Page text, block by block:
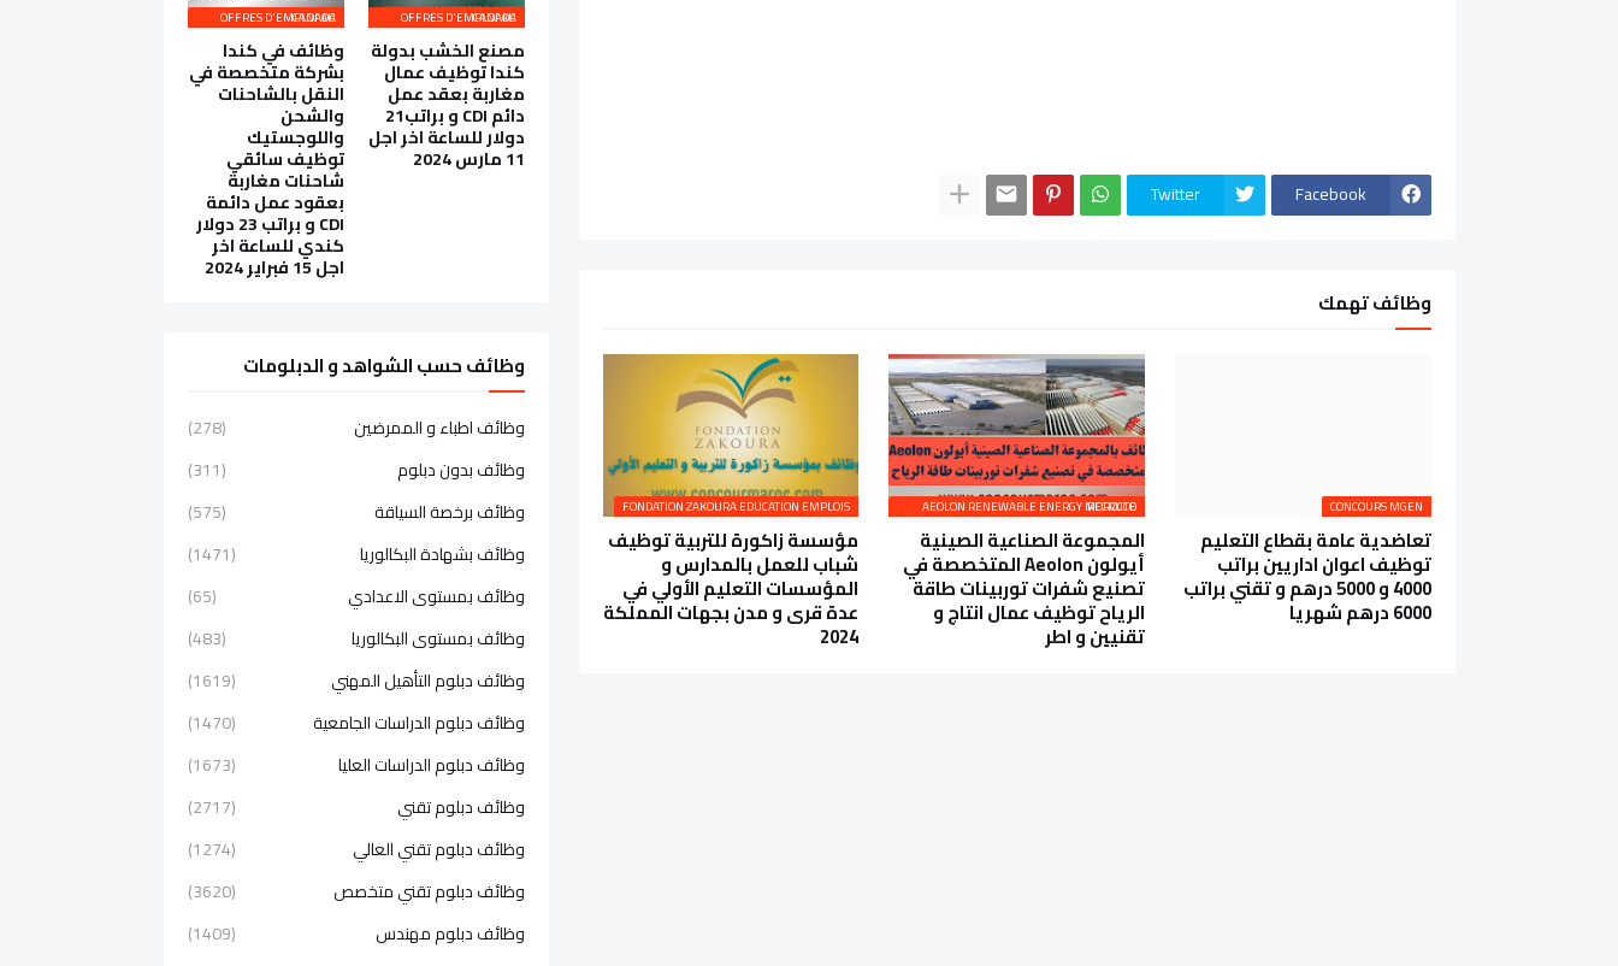
Facebook
Twitter
وظائف تهمك
CONCOURS MGEN
تعاضدية عامة بقطاع التعليم
توظيف اعوان اداريين براتب
4000 و 5000 درهم و تقني براتب
6000 درهم شهريا
AEOLON RENEWABLE ENERGY MOROCCO RECRUTE
المجموعة الصناعية الصينية
أيولون Aeolon المتخصصة في
تصنيع شفرات توربينات طاقة
الرياح توظيف عمال انتاج و
تقنيين و اطر
FONDATION ZAKOURA EDUCATION EMPLOIS
مؤسسة زاكورة للتربية توظيف
شباب للعمل بالمدارس و
المؤسسات التعليم الأولي في
عدة قرى و مدن بجهات المملكة
2024
OFFRES D'EMPLOI AU CANADA
مصنع الخشب بدولة
كندا توظيف عمال
مغاربة بعقد عمل
دائم CDI و براتب21
دولار للساعة اخر اجل
11 مارس 2024
OFFRES D'EMPLOI AU CANADA
وظائف في كندا
بشركة متخصصة في
النقل بالشاحنات
والشحن
واللوجستيك
توظيف سائقي
شاحنات مغاربة
بعقود عمل دائمة
CDI و براتب 23 دولار
كندي للساعة اخر
اجل 15 فبراير 2024
وظائف حسب الشواهد و الدبلومات
وظائف اطباء و الممرضين
(278)
وظائف بدون دبلوم
(311)
وظائف برخصة السياقة
(575)
وظائف بشهادة البكالوريا
(1471)
وظائف بمستوى الاعدادي
(65)
وظائف بمستوى البكالوريا
(483)
وظائف دبلوم التأهيل المهني
(1619)
وظائف دبلوم الدراسات الجامعية
(1470)
وظائف دبلوم الدراسات العليا
(1673)
وظائف دبلوم تقني
(2717)
وظائف دبلوم تقني العالي
(1274)
وظائف دبلوم تقني متخصص
(3620)
وظائف دبلوم مهندس
(1409)